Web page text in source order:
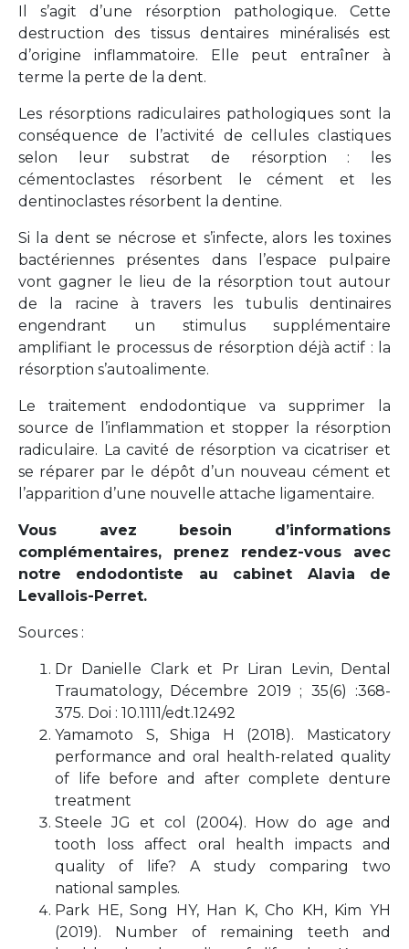
Il s’agit d’une résorption pathologique. Cette
destruction des tissus dentaires minéralisés est
d’origine inflammatoire. Elle peut entraîner à
terme la perte de la dent.
Les résorptions radiculaires pathologiques sont la
conséquence de l’activité de cellules clastiques
selon leur substrat de résorption : les
cémentoclastes résorbent le cément et les
dentinoclastes résorbent la dentine.
Si la dent se nécrose et s’infecte, alors les toxines
bactériennes présentes dans l’espace pulpaire
vont gagner le lieu de la résorption tout autour
de la racine à travers les tubulis dentinaires
engendrant un stimulus supplémentaire
amplifiant le processus de résorption déjà actif : la
résorption s’autoalimente.
Le traitement endodontique va supprimer la
source de l’inflammation et stopper la résorption
radiculaire. La cavité de résorption va cicatriser et
se réparer par le dépôt d’un nouveau cément et
l’apparition d’une nouvelle attache ligamentaire.
Vous avez besoin d’informations
complémentaires, prenez rendez-vous avec
notre endodontiste au cabinet Alavia de
Levallois-Perret.
Sources :
Dr Danielle Clark et Pr Liran Levin, Dental
Traumatology, Décembre 2019 ; 35(6) :368-
375. Doi : 10.1111/edt.12492
Yamamoto S, Shiga H (2018). Masticatory
performance and oral health-related quality
of life before and after complete denture
treatment
Steele JG et col (2004). How do age and
tooth loss affect oral health impacts and
quality of life? A study comparing two
national samples.
Park HE, Song HY, Han K, Cho KH, Kim YH
(2019). Number of remaining teeth and